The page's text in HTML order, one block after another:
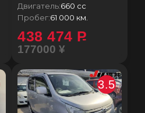
Двигатель:660 сс
Пробег:61 000 км.
438 474 P
177000 ¥
3.5